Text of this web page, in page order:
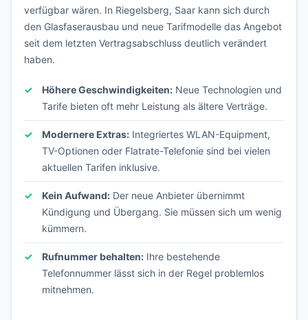
verfügbar wären. In Riegelsberg, Saar kann sich durch
den Glasfaserausbau und neue Tarifmodelle das Angebot
seit dem letzten Vertragsabschluss deutlich verändert
haben.
Höhere Geschwindigkeiten: Neue Technologien und
Tarife bieten oft mehr Leistung als ältere Verträge.
Modernere Extras: Integriertes WLAN-Equipment,
TV-Optionen oder Flatrate-Telefonie sind bei vielen
aktuellen Tarifen inklusive.
Kein Aufwand: Der neue Anbieter übernimmt
Kündigung und Übergang. Sie müssen sich um wenig
kümmern.
Rufnummer behalten: Ihre bestehende
Telefonnummer lässt sich in der Regel problemlos
mitnehmen.